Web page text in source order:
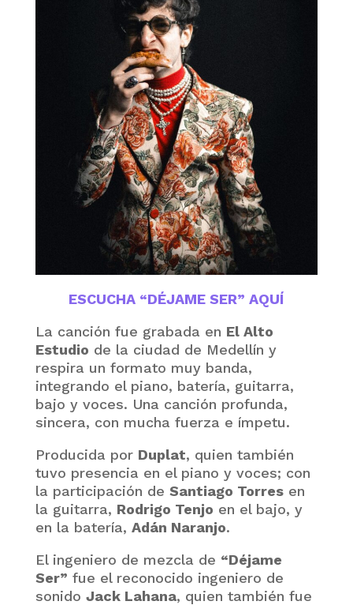
ESCUCHA “DÉJAME SER” AQUÍ
La canción fue grabada en El Alto
Estudio de la ciudad de Medellín y
respira un formato muy banda,
integrando el piano, batería, guitarra,
bajo y voces. Una canción profunda,
sincera, con mucha fuerza e ímpetu.
Producida por Duplat, quien también
tuvo presencia en el piano y voces; con
la participación de Santiago Torresen
la guitarra, Rodrigo Tenjo en el bajo, y
en la batería, Adán Naranjo.
El ingeniero de mezcla de “Déjame
Ser” fue el reconocido ingeniero de
sonido Jack Lahana, quien también fue